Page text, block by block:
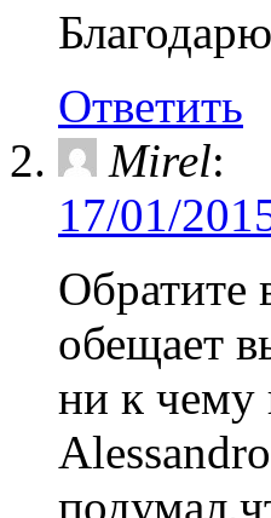
Ответить
Mirel:
17/01/
Обратите
обещает
ни к чему